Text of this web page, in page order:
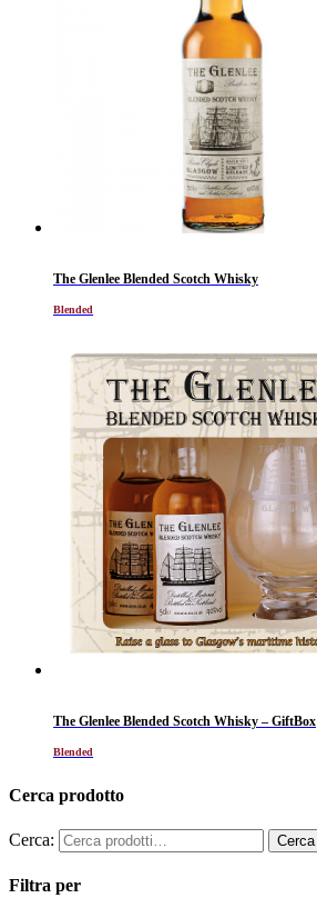
The Glenlee Blended Scotch Whisky
Blended
The Glenlee Blended Scotch Whisky – GiftBox
Blended
Cerca prodotto
Cerca:
Filtra per